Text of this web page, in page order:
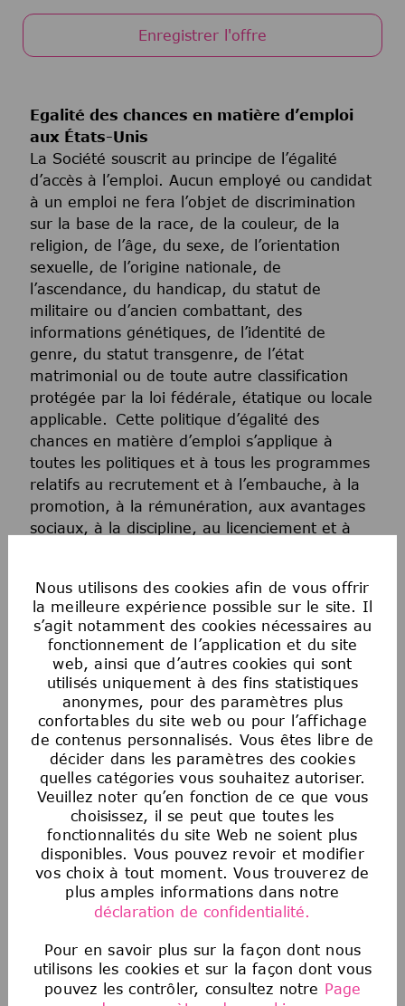
Nous utilisons des cookies afin de vous offrir
la meilleure expérience possible sur le site. Il
s’agit notamment des cookies nécessaires au
fonctionnement de l’application et du site
web, ainsi que d’autres cookies qui sont
utilisés uniquement à des fins statistiques
anonymes, pour des paramètres plus
confortables du site web ou pour l’affichage
de contenus personnalisés. Vous êtes libre de
décider dans les paramètres des cookies
quelles catégories vous souhaitez autoriser.
Veuillez noter qu’en fonction de ce que vous
choisissez, il se peut que toutes les
fonctionnalités du site Web ne soient plus
disponibles. Vous pouvez revoir et modifier
vos choix à tout moment. Vous trouverez de
plus amples informations dans notre
déclaration de confidentialité.
Pour en savoir plus sur la façon dont nous
utilisons les cookies et sur la façon dont vous
pouvez les contrôler, consultez notre Page
Enregistrer l'offre
Egalité des chances en matière d’emploi
aux États-Unis
La Société souscrit au principe de l’égalité
d’accès à l’emploi. Aucun employé ou candidat
à un emploi ne fera l’objet de discrimination
sur la base de la race, de la couleur, de la
religion, de l’âge, du sexe, de l’orientation
sexuelle, de l’origine nationale, de
l’ascendance, du handicap, du statut de
militaire ou d’ancien combattant, des
informations génétiques, de l’identité de
genre, du statut transgenre, de l’état
matrimonial ou de toute autre classification
protégée par la loi fédérale, étatique ou locale
applicable. Cette politique d’égalité des
chances en matière d’emploi s’applique à
toutes les politiques et à tous les programmes
relatifs au recrutement et à l’embauche, à la
promotion, à la rémunération, aux avantages
sociaux, à la discipline, au licenciement et à
victime de discrimination de la part de la
Société ou de toute personne agissant au nom
de la Société doit immédiatement signaler
toute préoccupation à son partenaire
commercial des ressources humaines, au
service juridique ou à la conformité. La
Société n’exercera aucune mesure de
représailles à l’encontre d’une personne qui a
signalé de bonne foi une discrimination.
Avis sur les offres d’emploi frauduleuses
Malheureusement, nous sommes au courant
que des tiers prétendent représenter notre
entreprise et offrent des opportunités d’emploi
non autorisées. Si vous pensez qu’une source
frauduleuse vous propose un emploi, veuillez
consulter les informations
suivantes ici